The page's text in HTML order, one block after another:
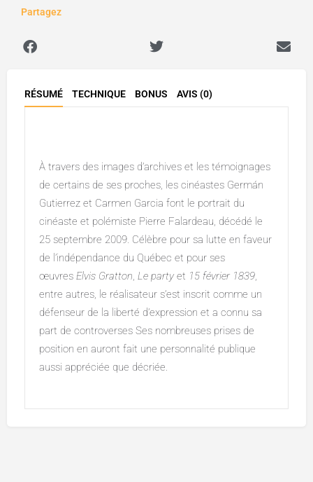
Partagez
RÉSUMÉ TECHNIQUE BONUS AVIS (0)
À travers des images d’archives et les témoignages
de certains de ses proches, les cinéastes Germán
Gutierrez et Carmen Garcia font le portrait du
cinéaste et polémiste Pierre Falardeau, décédé le
25 septembre 2009. Célèbre pour sa lutte en faveur
de l’indépendance du Québec et pour ses
œuvres Elvis Gratton, Le party et 15 février 1839,
entre autres, le réalisateur s’est inscrit comme un
défenseur de la liberté d’expression et a connu sa
part de controverses Ses nombreuses prises de
position en auront fait une personnalité publique
aussi appréciée que décriée.